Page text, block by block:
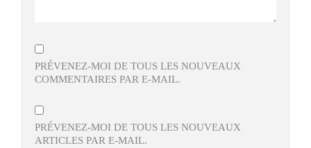
PRÉVENEZ-MOI DE TOUS LES NOUVEAUX
COMMENTAIRES PAR E-MAIL.
PRÉVENEZ-MOI DE TOUS LES NOUVEAUX
ARTICLES PAR E-MAIL.